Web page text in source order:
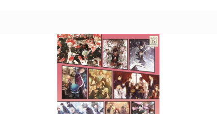
POLICY COMPANY